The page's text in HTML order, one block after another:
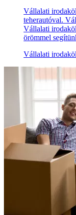
Vállalati
teherautóval.
Vállalati
örömmel
Vállalati